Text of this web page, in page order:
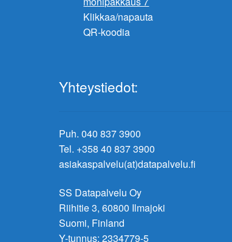
Klikkaa/napauta
QR-koodia
Yhteystiedot:
Puh. 040 837 3900
Tel. +358 40 837 3900
asiakaspalvelu(at)datapalvelu.fi
SS Datapalvelu Oy
Riihitie 3, 60800 Ilmajoki
Suomi, Finland
Y-tunnus: 2334779-5